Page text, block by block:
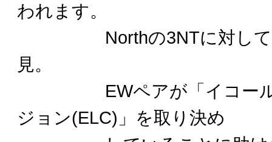
われます。
Northの3NTに対して
見。
EWペアが「イコール・
ジョン(ELC)」を取り決め